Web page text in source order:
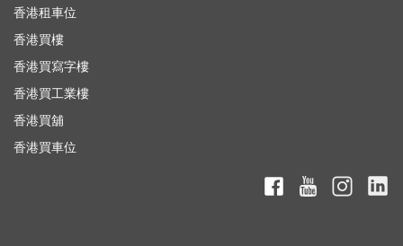
香港租車位
香港買樓
香港買寫字樓
香港買工業樓
香港買舖
香港買車位